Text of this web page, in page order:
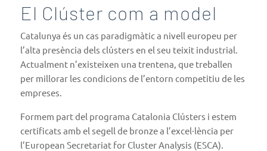
El Clúster com a model
Catalunya és un cas paradigmàtic a nivell europeu per
l’alta presència dels clústers en el seu teixit industrial.
Actualment n’existeixen una trentena, que treballen
per millorar les condicions de l’entorn competitiu de les
empreses.
Formem part del programa Catalonia Clústers i estem
certificats amb el segell de bronze a l’excel·lència per
l’European Secretariat for Cluster Analysis (ESCA).